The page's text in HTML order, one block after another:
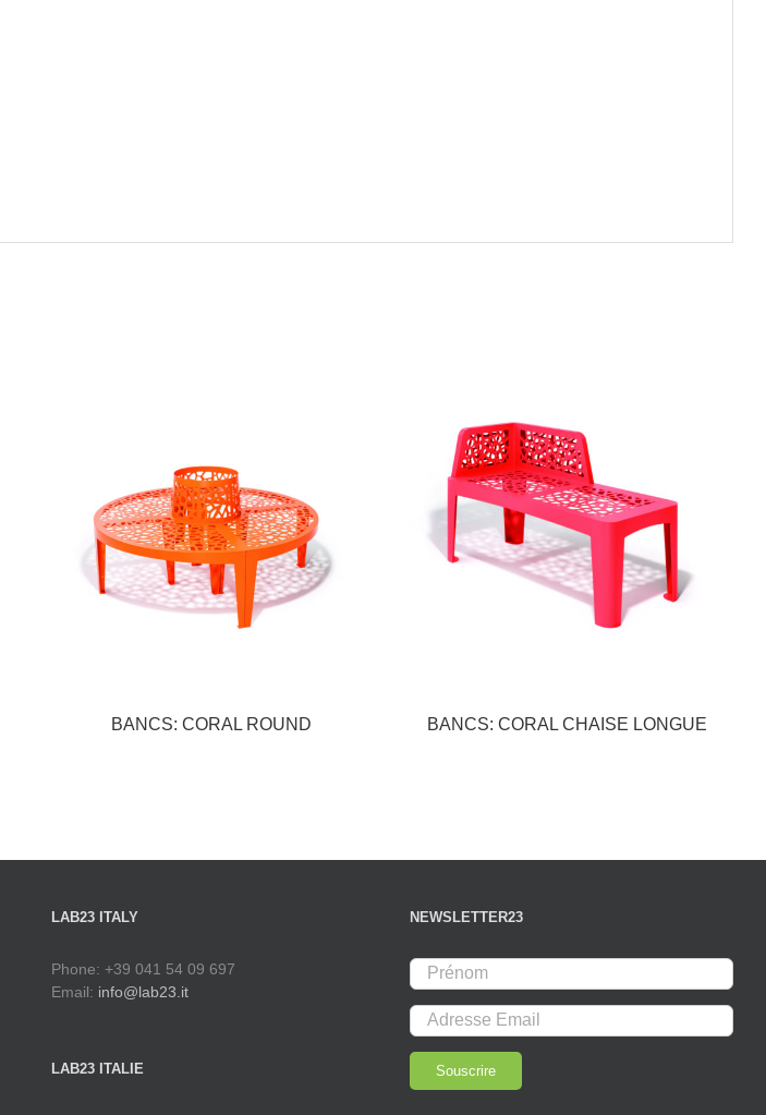
BANCS: CORAL ROUND BANCS: CORAL CHAISE LONGUE
LAB23 ITALY
Phone: +39 041 54 09 697
Email: info@lab23.it
LAB23 ITALIE
NEWSLETTER23